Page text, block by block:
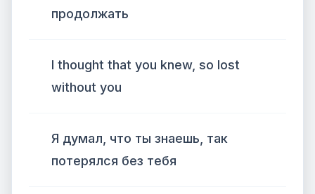
продолжать
I thought that you knew, so lost
without you
Я думал, что ты знаешь, так
потерялся без тебя